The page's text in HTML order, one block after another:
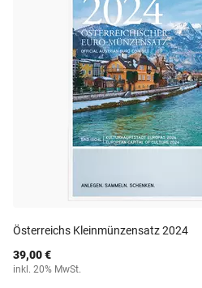
Österreichs Kleinmünzensatz 2024
39,00 €
inkl. 20% MwSt.